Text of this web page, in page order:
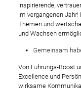
inspirierende,
im vergangenen
Themen und
und Wachsen
Gemeinsam
Von Führungs-Boost
Excellence und
wirksame